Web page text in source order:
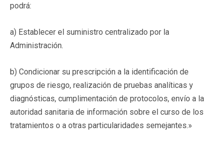
podrá:
a) Establecer el suministro centralizado por la
Administración.
b) Condicionar su prescripción a la identificación de
grupos de riesgo, realización de pruebas analíticas y
diagnósticas, cumplimentación de protocolos, envío a la
autoridad sanitaria de información sobre el curso de los
tratamientos o a otras particularidades semejantes.»